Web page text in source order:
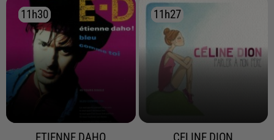
11h30
11h30 11h27
11h27